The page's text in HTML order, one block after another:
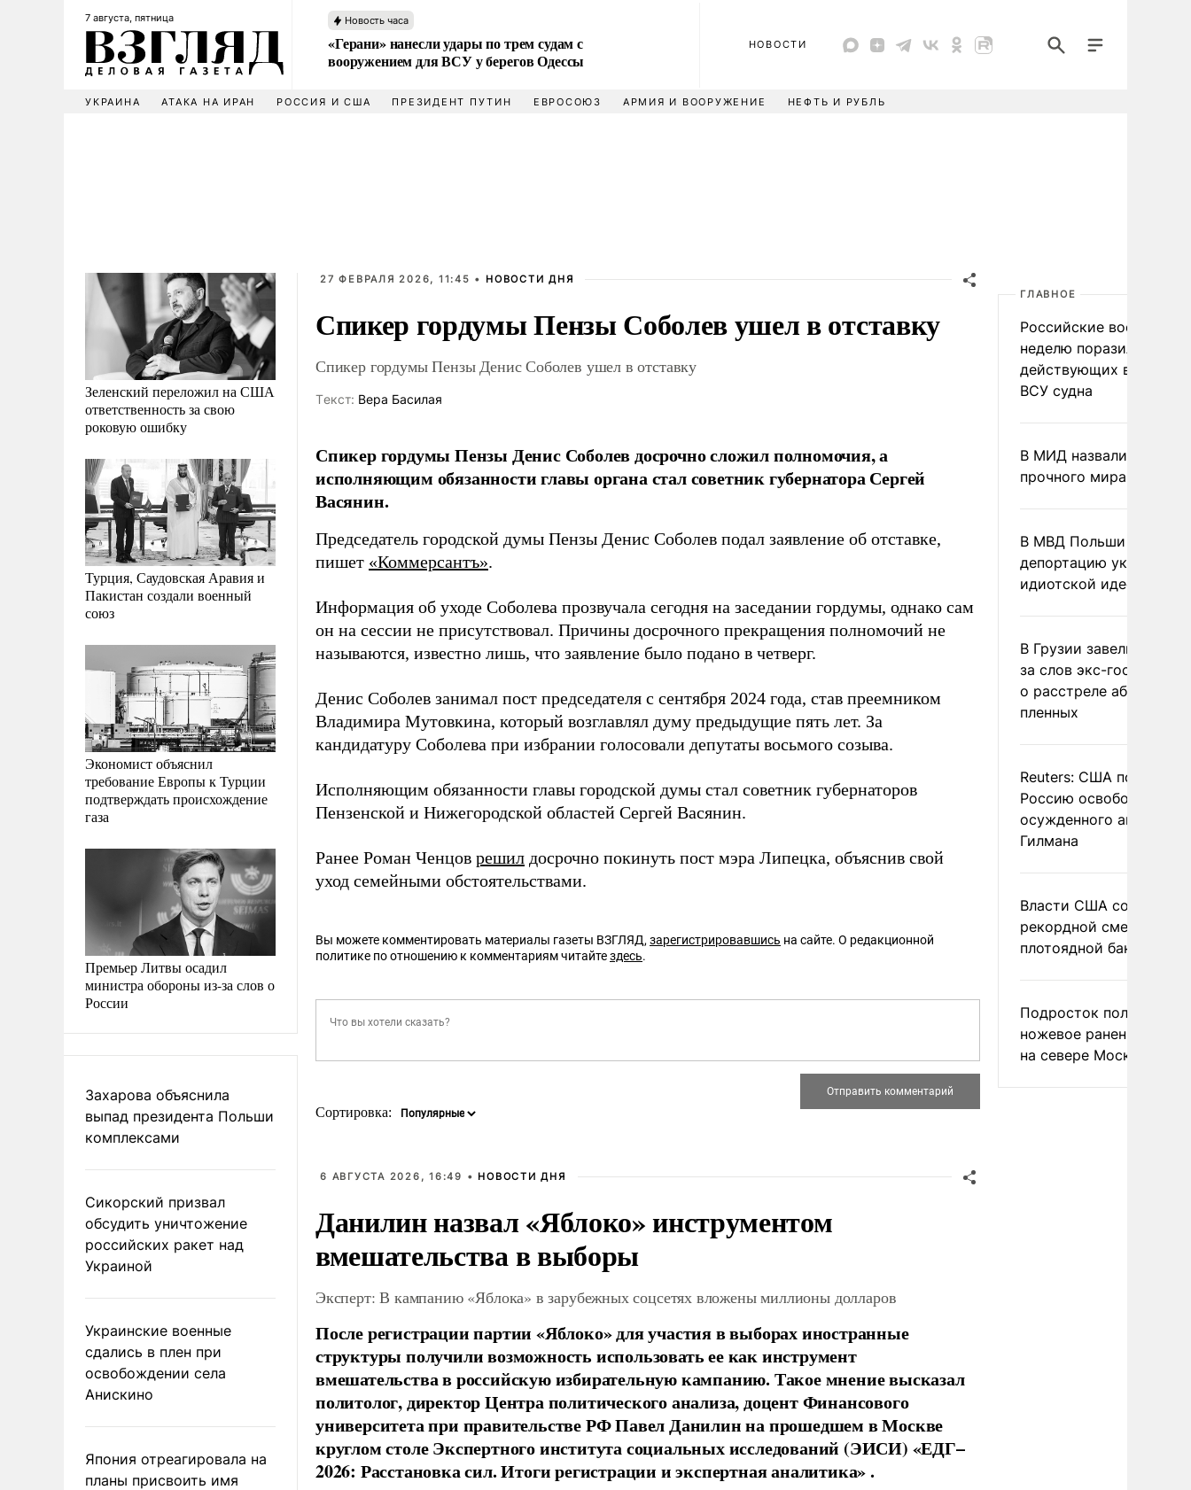
7 августа, пятница Новость часа
«Герани» нанесли удары по трем судам с
вооружением для ВСУ у берегов Одессы
НОВОСТИ
УКРАИНА АТАКА НА ИРАН РОССИЯ И США ПРЕЗИДЕНТ ПУТИН ЕВРОСОЮЗ АРМИЯ И ВООРУЖЕНИЕ НЕФТЬ И РУБЛЬ
Зеленский переложил на США
ответственность за свою
роковую ошибку
Турция, Саудовская Аравия и
Пакистан создали военный
союз
Экономист объяснил
требование Европы к Турции
подтверждать происхождение
газа
Премьер Литвы осадил
министра обороны из-за слов о
России
Захарова объяснила
выпад президента Польши
комплексами
Сикорский призвал
обсудить уничтожение
российских ракет над
Украиной
Украинские военные
сдались в плен при
освобождении села
Анискино
Япония отреагировала на
планы присвоить имя
27 ФЕВРАЛЯ 2026, 11:45 • НОВОСТИ ДНЯ
Спикер гордумы Пензы Соболев ушел в отставку
Спикер гордумы Пензы Денис Соболев ушел в отставку
Tекст: Вера Басилая
Спикер гордумы Пензы Денис Соболев досрочно сложил полномочия, а
исполняющим обязанности главы органа стал советник губернатора Сергей
Васянин.
Председатель городской думы Пензы Денис Соболев подал заявление об отставке,
пишет «Коммерсантъ».
Информация об уходе Соболева прозвучала сегодня на заседании гордумы, однако сам
он на сессии не присутствовал. Причины досрочного прекращения полномочий не
называются, известно лишь, что заявление было подано в четверг.
Денис Соболев занимал пост председателя с сентября 2024 года, став преемником
Владимира Мутовкина, который возглавлял думу предыдущие пять лет. За
кандидатуру Соболева при избрании голосовали депутаты восьмого созыва.
Исполняющим обязанности главы городской думы стал советник губернаторов
Пензенской и Нижегородской областей Сергей Васянин.
Ранее Роман Ченцов решил досрочно покинуть пост мэра Липецка, объяснив свой
уход семейными обстоятельствами.
Вы можете комментировать материалы газеты ВЗГЛЯД, зарегистрировавшись на сайте. О редакционной
политике по отношению к комментариям читайтездесь.
Сортировка:
6 АВГУСТА 2026, 16:49 • НОВОСТИ ДНЯ
Данилин назвал «Яблоко» инструментом
вмешательства в выборы
Эксперт: В кампанию «Яблока» в зарубежных соцсетях вложены миллионы долларов
После регистрации партии «Яблоко» для участия в выборах иностранные
структуры получили возможность использовать ее как инструмент
вмешательства в российскую избирательную кампанию. Такое мнение высказал
политолог, директор Центра политического анализа, доцент Финансового
университета при правительстве РФ Павел Данилин на прошедшем в Москве
круглом столе Экспертного института социальных исследований (ЭИСИ) «ЕДГ–
2026: Расстановка сил. Итоги регистрации и экспертная аналитика» .
ГЛАВНОЕ
Российские военные за
неделю поразили 34
действующих в
ВСУ судна
В МИД назвали условия
прочного мира на
В МВД Польши назвали
депортацию украинцев
идиотской идеей
В Грузии завели дело
за слов экс-
о расстреле абхазских
пленных
Reuters: США
Россию освободить
осужденного
Гилмана
Власти США сообщили
рекордной смертности
плотоядной бактерии
Подросток получил
ножевое ранение в
на севере Москвы